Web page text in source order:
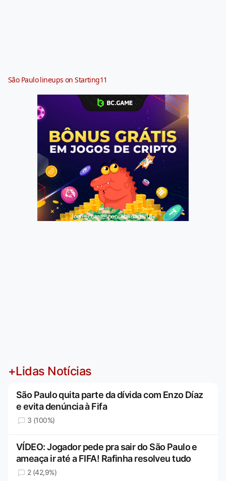
São Paulo lineups on Starting11
Jogue com responsabilidade. 18+
+Lidas Notícias
São Paulo quita parte da dívida com Enzo Díaz
e evita denúncia à Fifa
3 (100%)
VÍDEO: Jogador pede pra sair do São Paulo e
ameaça ir até a FIFA! Rafinha resolveu tudo
2 (42,9%)